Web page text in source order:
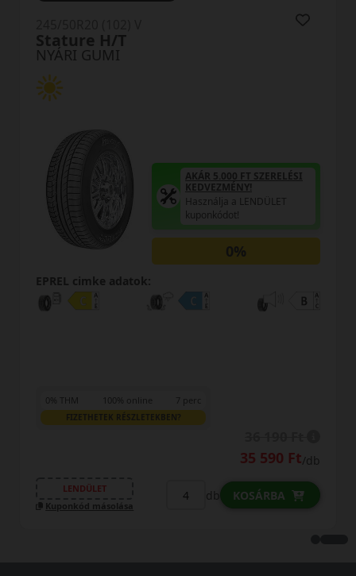
NYÁRI GUMI
Stature H/T
AKÁR 5.000 FT SZERELÉSI
KEDVEZMÉNY!
Használja a LENDÜLET
kuponkódot!
0%
EPREL cimke adatok:
0% THM 100% online 7 perc
FIZETHETEK RÉSZLETEKBEN?
35 590 Ft/db
LENDÜLET
Kuponkód másolása
db KOSÁRBA